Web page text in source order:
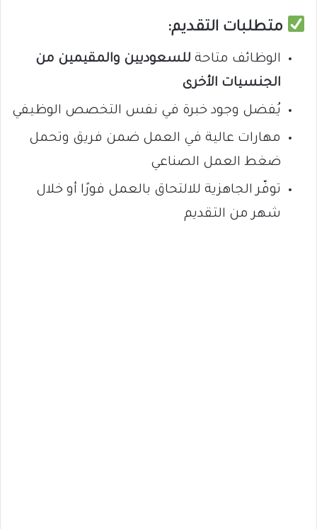
متطلبات التقديم:
الوظائف متاحة للسعوديين والمقيمين من
الجنسيات الأخرى
يُفضل وجود خبرة في نفس التخصص الوظيفي
مهارات عالية في العمل ضمن فريق وتحمل
ضغط العمل الصناعي
توفّر الجاهزية للالتحاق بالعمل فورًا أو خلال
شهر من التقديم